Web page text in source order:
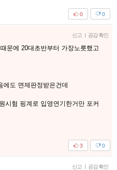
0
0
신고 | 공감 확인
문에 20대초반부터 가장노릇했고
에도 면제판정받은건데
시험 핑계로 입영연기한거만 포커
0
3
신고 | 공감 확인